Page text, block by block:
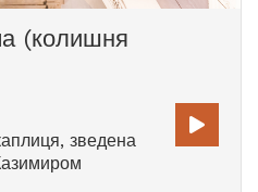
(колишня
зведена